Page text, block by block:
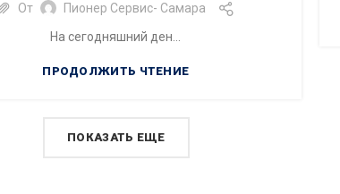
От
Пионер Сервис- Самара
На сегодняшний ден...
ПРОДОЛЖИТЬ ЧТЕНИЕ
ПОКАЗАТЬ ЕЩЕ